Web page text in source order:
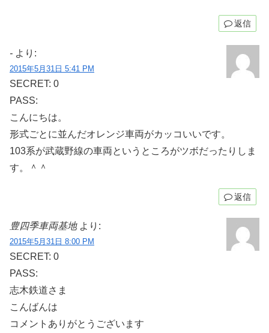
返信
- より:
2015年5月31日 5:41 PM
SECRET: 0
PASS:
こんにちは。
形式ごとに並んだオレンジ車両がカッコいいです。
103系が武蔵野線の車両というところがツボだったりしま
す。＾＾
返信
豊四季車両基地 より:
2015年5月31日 8:00 PM
SECRET: 0
PASS:
志木鉄道さま
こんばんは
コメントありがとうございます